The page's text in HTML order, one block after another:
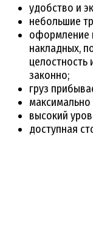
удобство и
небольшие
оформление
накладных,
целостность
законно;
груз
максимально
высокий
доступная